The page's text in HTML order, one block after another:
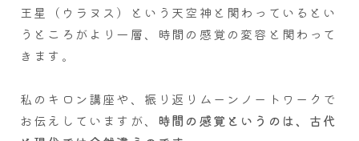
王星（ウラヌス）という天空神と関わっているとい
うところがより一層、時間の感覚の変容と関わって
きます。
私のキロン講座や、振り返りムーンノートワークで
お伝えしていますが、 時間の感覚というのは、古代